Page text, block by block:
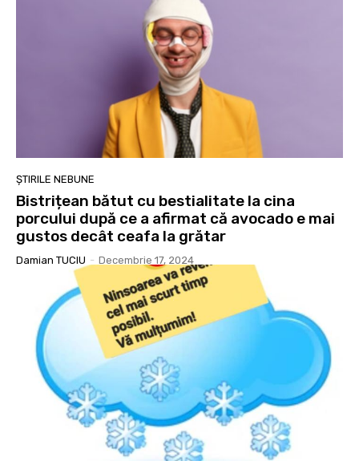
ȘTIRILE NEBUNE
Bistrițean bătut cu bestialitate la cina
porcului după ce a afirmat că avocado e mai
gustos decât ceafa la grătar
Damian TUCIU - Decembrie 17, 2024